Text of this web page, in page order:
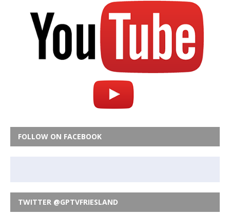
FOLLOW ON FACEBOOK
TWITTER @GPTVFRIESLAND